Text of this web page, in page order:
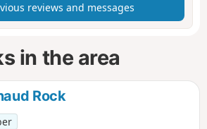
reviews and messages
in the area
Rock